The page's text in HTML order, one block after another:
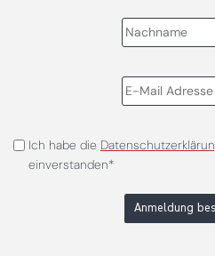
Ich habe die
einverstanden*
Anmeldung